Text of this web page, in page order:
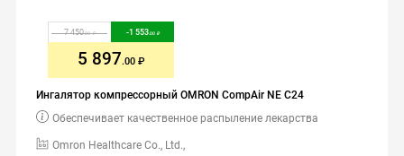
Ингалятор компрессорный OMRON CompAir NE C24
Omron Healthcare Co., Ltd.,
Обеспечивает качественное распыление лекарства
7 450.00 -1 553.00
5 897.00